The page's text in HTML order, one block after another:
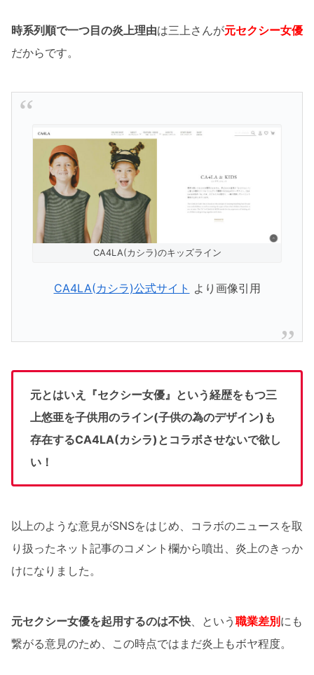
時系列順で一つ目の炎上理由は三上さんが元セクシー女優
だからです。
CA4LA(カシラ)のキッズライン
CA4LA(カシラ)公式サイト より画像引用
元とはいえ『セクシー女優』という経歴をもつ三
上悠亜を子供用のライン(子供の為のデザイン)も
存在するCA4LA(カシラ)とコラボさせないで欲し
い！
以上のような意見がSNSをはじめ、コラボのニュースを取
り扱ったネット記事のコメント欄から噴出、炎上のきっか
けになりました。
元セクシー女優を起用するのは不快、という 職業差別 にも
繋がる意見のため、この時点ではまだ炎上もボヤ程度。